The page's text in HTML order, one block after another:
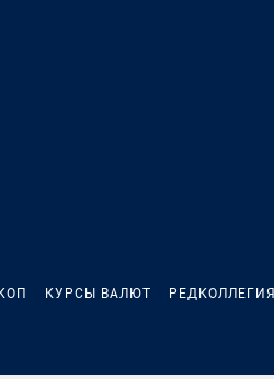
КУРСЫ ВАЛЮТ РЕДКОЛЛЕГИЯ